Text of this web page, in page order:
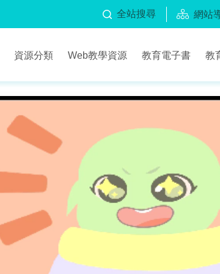
全站搜尋 網站
資源分類 Web教學資源 教育電子書 教